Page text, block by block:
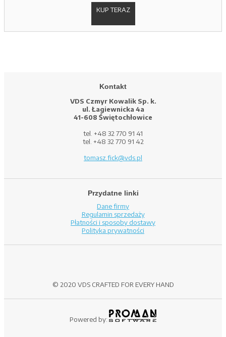
KUP TERAZ
Kontakt
VDS Czmyr Kowalik Sp. k.
ul. Łagiewnicka 4a
41-608 Świętochłowice
tel. +48 32 770 91 41
tel. +48 32 770 91 42
tomasz.fick@vds.pl
Przydatne linki
Dane firmy
Regulamin sprzedaży
Płatności i sposoby dostawy
Polityka prywatności
© 2020 VDS CRAFTED FOR EVERY HAND
Powered by: